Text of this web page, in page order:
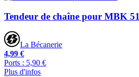
Tendeur de chaîne pour MBK 51
La Bécanerie
4,99 €
Ports : 5,90 €
Plus d'infos